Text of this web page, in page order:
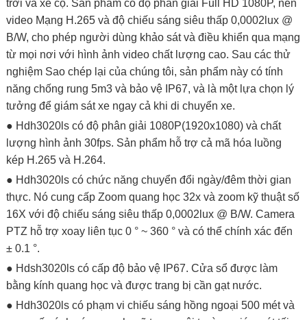
trời và xe cộ. Sản phẩm có độ phân giải Full HD 1080P, nén
video Mạng H.265 và độ chiếu sáng siêu thấp 0,0002lux @
B/W, cho phép người dùng khảo sát và điều khiển qua mạng
từ mọi nơi với hình ảnh video chất lượng cao. Sau các thử
nghiệm Sao chép lại của chúng tôi, sản phẩm này có tính
năng chống rung 5m3 và bảo vệ IP67, và là một lựa chọn lý
tưởng để giám sát xe ngay cả khi di chuyển xe.
● Hdh3020ls có độ phân giải 1080P(1920x1080) và chất
lượng hình ảnh 30fps. Sản phẩm hỗ trợ cả mã hóa luồng
kép H.265 và H.264.
● Hdh3020ls có chức năng chuyển đổi ngày/đêm thời gian
thực. Nó cung cấp Zoom quang học 32x và zoom kỹ thuật số
16X với độ chiếu sáng siêu thấp 0,0002lux @ B/W. Camera
PTZ hỗ trợ xoay liên tục 0 ° ~ 360 ° và có thể chính xác đến
± 0.1 °.
● Hdsh3020ls có cấp độ bảo vệ IP67. Cửa sổ được làm
bằng kính quang học và được trang bị cần gạt nước.
● Hdh3020ls có phạm vi chiếu sáng hồng ngoại 500 mét và